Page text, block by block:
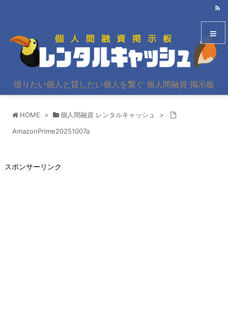
借りたい個人と貸したい個人を繋ぐ 個人間融資 掲示板
HOME > 個人間融資 レンタルキャッシュ
>
AmazonPrime20251007a
スポンサーリンク